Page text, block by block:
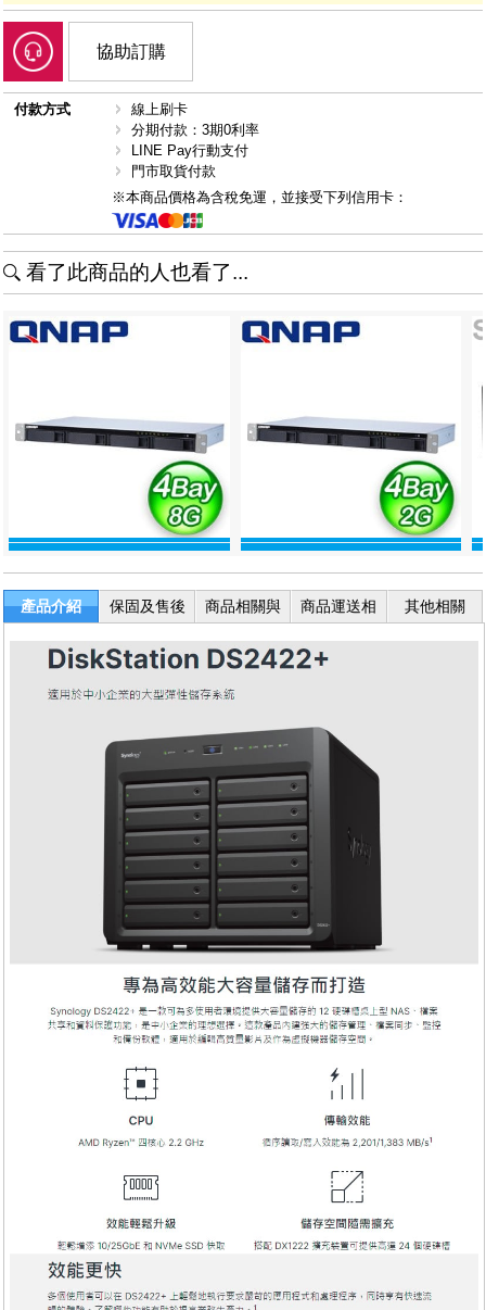
協助訂購
付款方式
線上刷卡
分期付款：3期0利率
LINE Pay行動支付
門市取貨付款
※本商品價格為含稅免運，並接受下列信用卡：
看了此商品的人也看了...
產品介紹
保固及售後
服務
商品相關與
退換貨
商品運送相
關
其他相關